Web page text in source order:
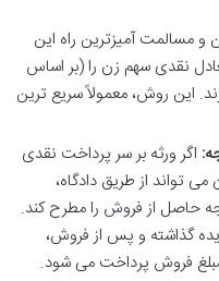
و مسالمت آمیزترین راه این
نقدی سهم زن را (بر اساس
این روش، معمولاً سریع ترین
اگر ورثه بر سر پرداخت نقدی
می تواند از طریق دادگاه،
از فروش را مطرح کند.
گذاشته و پس از فروش،
مبلغ فروش پرداخت می شود.